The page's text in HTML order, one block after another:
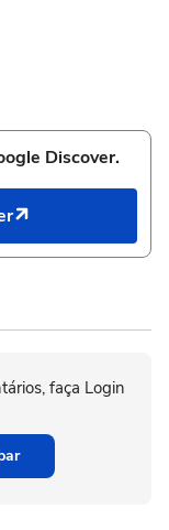
Discover.
faça Login